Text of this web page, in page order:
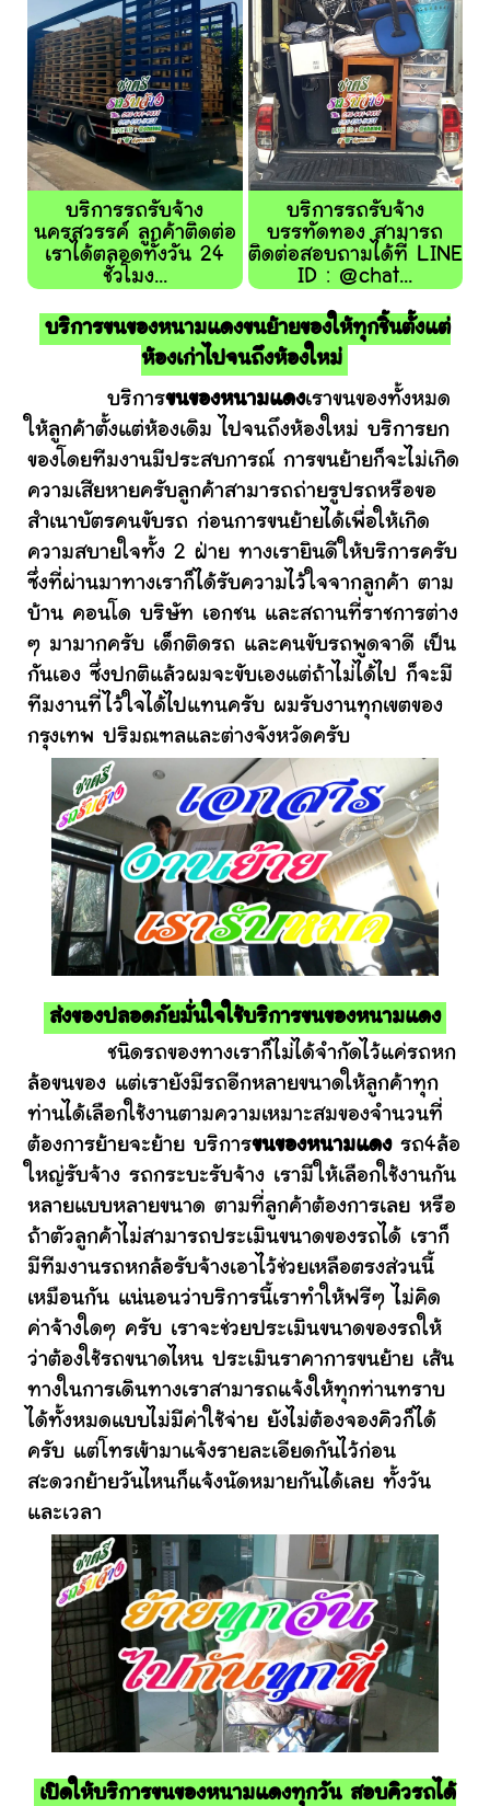
บริการรถรับจ้าง
นครสวรรค์ ลูกค้าติดต่อ
เราได้ตลอดทั้งวัน 24
ชั่วโมง...
บริการรถรับจ้าง
บรรทัดทอง สามารถ
ติดต่อสอบถามได้ที่ LINE
ID : @chat...
บริการขนของหนามแดงขนย้ายของให้ทุกชิ้นตั้งแต่
ห้องเก่าไปจนถึงห้องใหม่
บริการขนของหนามแดงเราขนของทั้งหมด
ให้ลูกค้าตั้งแต่ห้องเดิม ไปจนถึงห้องใหม่ บริการยก
ของโดยทีมงานมีประสบการณ์ การขนย้ายก็จะไม่เกิด
ความเสียหายครับลูกค้าสามารถถ่ายรูปรถหรือขอ
สำเนาบัตรคนขับรถ ก่อนการขนย้ายได้เพื่อให้เกิด
ความสบายใจทั้ง 2 ฝ่าย ทางเรายินดีให้บริการครับ
ซึ่งที่ผ่านมาทางเราก็ได้รับความไว้ใจจากลูกค้า ตาม
บ้าน คอนโด บริษัท เอกชน และสถานที่ราชการต่าง
ๆ มามากครับ เด็กติดรถ และคนขับรถพูดจาดี เป็น
กันเอง ซึ่งปกติแล้วผมจะขับเองแต่ถ้าไม่ได้ไป ก็จะมี
ทีมงานที่ไว้ใจได้ไปแทนครับ ผมรับงานทุกเขตของ
กรุงเทพ ปริมณฑลและต่างจังหวัดครับ
ส่งของปลอดภัยมั่นใจใช้บริการขนของหนามแดง
ชนิดรถของทางเราก็ไม่ได้จำกัดไว้แค่รถหก
ล้อขนของ แต่เรายังมีรถอีกหลายขนาดให้ลูกค้าทุก
ท่านได้เลือกใช้งานตามความเหมาะสมของจำนวนที่
ต้องการย้ายจะย้าย บริการขนของหนามแดงรถ4ล้อ
ใหญ่รับจ้าง รถกระบะรับจ้าง เรามีให้เลือกใช้งานกัน
หลายแบบหลายขนาด ตามที่ลูกค้าต้องการเลย หรือ
ถ้าตัวลูกค้าไม่สามารถประเมินขนาดของรถได้ เราก็
มีทีมงานรถหกล้อรับจ้างเอาไว้ช่วยเหลือตรงส่วนนี้
เหมือนกัน แน่นอนว่าบริการนี้เราทำให้ฟรีๆ ไม่คิด
ค่าจ้างใดๆ ครับ เราจะช่วยประเมินขนาดของรถให้
ว่าต้องใช้รถขนาดไหน ประเมินราคาการขนย้าย เส้น
ทางในการเดินทางเราสามารถแจ้งให้ทุกท่านทราบ
ได้ทั้งหมดแบบไม่มีค่าใช้จ่าย ยังไม่ต้องจองคิวก็ได้
ครับ แต่โทรเข้ามาแจ้งรายละเอียดกันไว้ก่อน
สะดวกย้ายวันไหนก็แจ้งนัดหมายกันได้เลย ทั้งวัน
และเวลา
เปิดให้บริการขนของหนามแดงทุกวัน สอบคิวรถได้